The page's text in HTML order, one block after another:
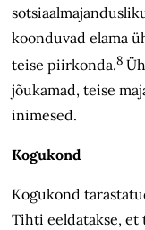
koonduvad elama
teise piirkonda.8
jõukamad, teise
inimesed.
Kogukond
Kogukond
Tihti eeldatakse, et